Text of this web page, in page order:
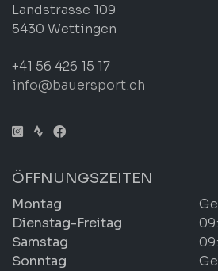
Landstrasse 109
5430 Wettingen
+41 56 426 15 17
info@bauersport.ch
ÖFFNUNGSZEITEN
Montag
Dienstag-Freitag
Samstag
Sonntag